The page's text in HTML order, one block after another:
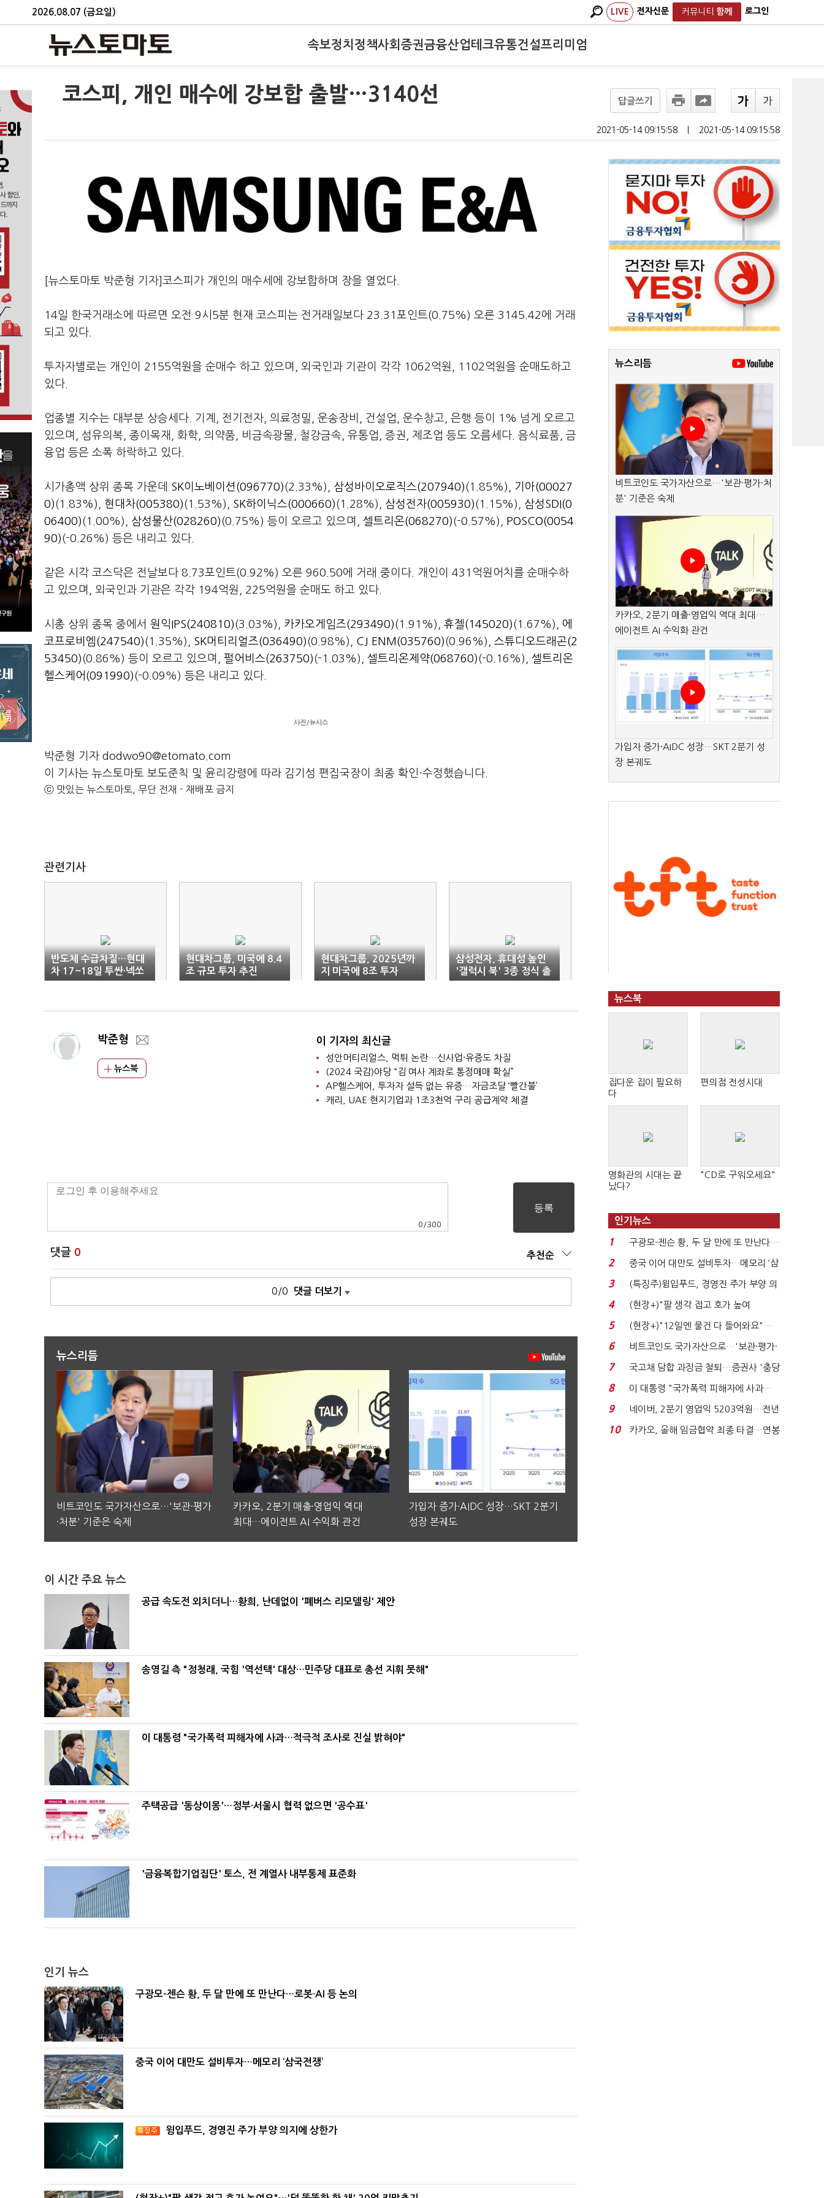
2026.08.07 (금요일) LIVE 전자신문 커뮤니티 함께 로그인
속보정치 정책사회 증권금융산업테크유통건설프리미엄
코스피, 개인 매수에 강보합 출발…3140선 답글쓰기
2021-05-14 09:15:58 2021-05-14 09:15:58
[뉴스토마토 박준형 기자]코스피가 개인의 매수세에 강보합하며 장을 열었다.
14일 한국거래소에 따르면 오전 9시5분 현재 코스피는 전거래일보다 23.31포인트(0.75%) 오른 3145.42에 거래
되고 있다.
투자자별로는 개인이 2155억원을 순매수 하고 있으며, 외국인과 기관이 각각 1062억원, 1102억원을 순매도하고
있다.
업종별 지수는 대부분 상승세다. 기계, 전기전자, 의료정밀, 운송장비, 건설업, 운수창고, 은행 등이 1% 넘게 오르고
있으며, 섬유의복, 종이목재, 화학, 의약품, 비금속광물, 철강금속, 유통업, 증권, 제조업 등도 오름세다. 음식료품, 금
융업 등은 소폭 하락하고 있다.
시가총액 상위 종목 가운데 SK이노베이션(096770)(2.33%), 삼성바이오로직스(207940)(1.85%), 기아(00027
0)(1.83%), 현대차(005380)(1.53%), SK하이닉스(000660)(1.28%), 삼성전자(005930)(1.15%), 삼성SDI(0
06400)(1.00%), 삼성물산(028260)(0.75%) 등이 오르고 있으며, 셀트리온(068270)(-0.57%),
POSCO(0054
90)(-0.26%) 등은 내리고 있다.
같은 시각 코스닥은 전날보다 8.73포인트(0.92%) 오른 960.50에 거래 중이다. 개인이 431억원어치를 순매수하
고 있으며, 외국인과 기관은 각각 194억원, 225억원을 순매도 하고 있다.
시총 상위 종목 중에서 원익IPS(240810)(3.03%), 카카오게임즈(293490)(1.91%), 휴젤(145020)(1.67%), 에
코프로비엠(247540)(1.35%), SK머티리얼즈(036490)(0.98%), CJ ENM(035760)(0.96%), 스튜디오드래곤(2
53450)(0.86%) 등이 오르고 있으며, 펄어비스(263750)(-1.03%), 셀트리온제약(068760)(-0.16%), 셀트리온
헬스케어(091990)(-0.09%) 등은 내리고 있다.
사진/뉴시스
박준형 기자 dodwo90@etomato.com
이 기사는 뉴스토마토 보도준칙 및 윤리강령에 따라 김기성 편집국장이 최종 확인·수정했습니다.
ⓒ 맛있는 뉴스토마토, 무단 전재 - 재배포 금지
관련기사
반도체 수급차질…현대
차 17~18일 투싼·넥쏘
생산중단
현대차그룹, 미국에 8.4
조 규모 투자 추진
현대차그룹, 2025년까
지 미국에 8조 투자
삼성전자, 휴대성 높인
'갤럭시 북' 3종 정식 출
시
박준형
뉴스북
이 기자의 최신글
성안머티리얼스, 먹튀 논란…신사업·유증도 차질
(2024 국감)야당 “김 여사 계좌로 통정매매 확실”
AP헬스케어, 투자자 설득 없는 유증…자금조달 ‘빨간불’
캐리, UAE 현지기업과 1조3천억 구리 공급계약 체결
0 /300
댓글 0 추천순
0/0 댓글 더보기
뉴스리듬
비트코인도 국가자산으로…'보관·평가
·처분' 기준은 숙제
카카오, 2분기 매출·영업익 역대
최대…에이전트 AI 수익화 관건
가입자 증가·AIDC 성장…SKT 2분기
성장 본궤도
이 시간 주요 뉴스
공급 속도전 외치더니…황희, 난데없이 '폐버스 리모델링' 제안
송영길 측 "정청래, 국힘 '역선택' 대상…민주당 대표로 총선 지휘 못해"
이 대통령 "국가폭력 피해자에 사과…적극적 조사로 진실 밝혀야"
주택공급 '동상이몽'…정부·서울시 협력 없으면 '공수표'
'금융복합기업집단' 토스, 전 계열사 내부통제 표준화
인기 뉴스
구광모-젠슨 황, 두 달 만에 또 만난다…로봇·AI 등 논의
중국 이어 대만도 설비투자…메모리 ‘삼국전쟁’
윙입푸드, 경영진 주가 부양 의지에 상한가
뉴스리듬
비트코인도 국가자산으로…'보관·평가·처
분' 기준은 숙제
카카오, 2분기 매출·영업익 역대 최대…
에이전트 AI 수익화 관건
가입자 증가·AIDC 성장…SKT 2분기 성
장 본궤도
뉴스북
집다운 집이 필요하
다
편의점 전성시대
영화관의 시대는 끝
났다?
"CD로 구워오세요"
인기뉴스
1
구광모-젠슨 황, 두 달 만에 또 만난다…
로봇·AI 등 논...
2
중국 이어 대만도 설비투자…메모리 ‘삼
국전쟁’
3
(특징주)윙입푸드, 경영진 주가 부양 의
지에 상한가...
4
(현장+)"팔 생각 접고 호가 높여
요"…'덜 똘똘한 한 채' 20...
5
(현장+)"12일엔 물건 다 들어와요"…
빈 매대 채우며 문 연 ...
6
비트코인도 국가자산으로…'보관·평가·
처분' 기준은 ...
7
국고채 담합 과징금 철퇴…증권사 '충당
금 폭탄' 우려...
8
이 대통령 "국가폭력 피해자에 사과…
적극적 조사로 진...
9
네이버, 2분기 영업익 5203억원…전년
비 0.2% 감소...
10
카카오, 올해 임금협약 최종 타결…연봉